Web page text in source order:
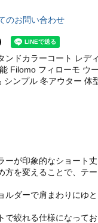
のお問い合わせ
ンドカラーコート レデ
Filomo フィローモ ウ
シンプル 冬アウター 体
ーが印象的なショート丈
方を変えることで、テ
ルダーで肩まわりにゆ
で絞れる仕様になって